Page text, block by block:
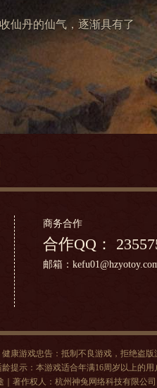
仙丹的仙气，逐渐具有了
商务合作
合作QQ：
邮箱：
健康游戏忠告：抵制不良游戏，拒绝盗
龄提示：本游戏适合年满16周岁以上的
｜著作权人：杭州神兔网络科技有限公